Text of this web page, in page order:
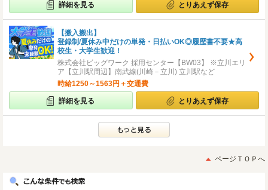
詳細を見る とりあえず保存
【搬入搬出】
登録制/夏休み中だけの単発・日払いOK◎履歴書不要★高
校生・大学生歓迎！
株式会社ビッグワーク 採用センター【BW03】 ※立川エリ
ア【立川駅周辺】南武線(川崎－立川) 立川駅など
時給1250～1563円＋交通費
詳細を見る とりあえず保存
ページＴＯＰへ